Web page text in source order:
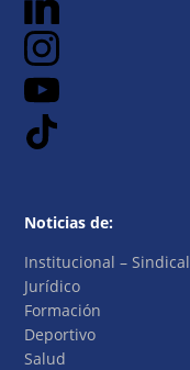
Noticias de:
Institucional – Sindical
Jurídico
Formación
Deportivo
Salud